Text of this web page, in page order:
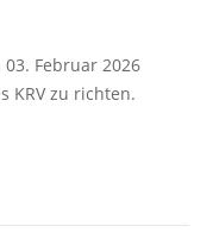
Februar 2026
KRV zu richten.